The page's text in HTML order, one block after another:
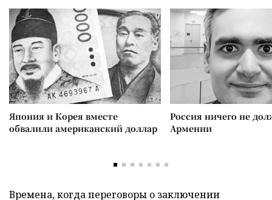
Япония и Корея вместе
обвалили американский доллар
Россия ничего не
Армении
Времена, когда переговоры о заключении